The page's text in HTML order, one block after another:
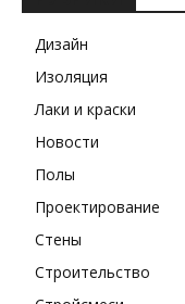
Дизайн
Изоляция
Лаки и краски
Новости
Полы
Проектирование
Стены
Строительство